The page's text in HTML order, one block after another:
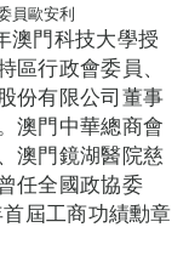
員歐安利
澳門科技大學授
行政會委員、
份有限公司董事
澳門中華總商會
澳門鏡湖醫院慈
任全國政協委
屆工商功績勳章